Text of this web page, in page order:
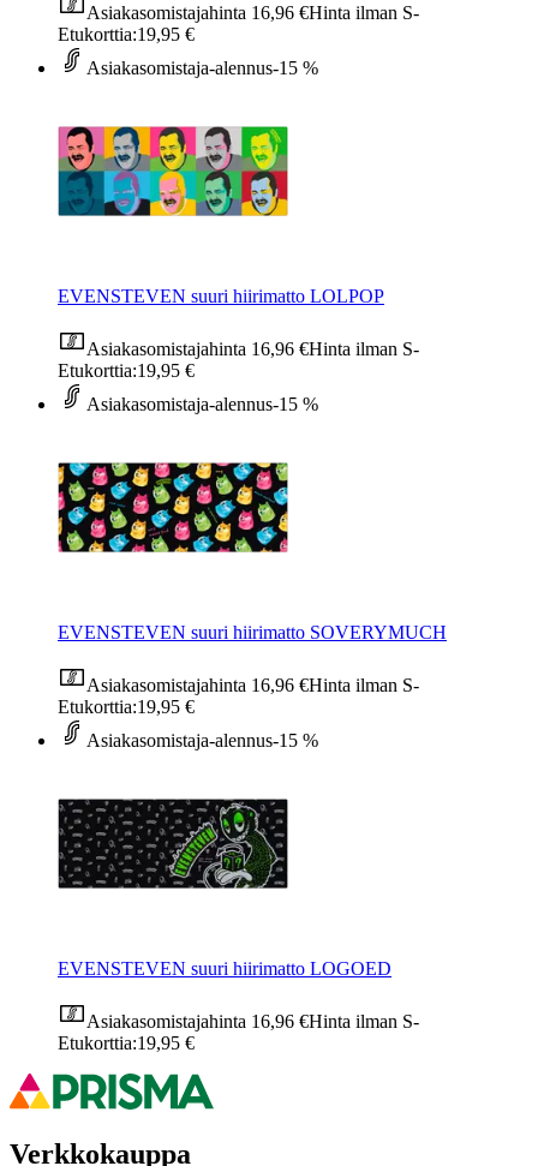
Asiakasomistajahinta 16,96 €Hinta ilman S-
Etukorttia:19,95 €
Asiakasomistaja-alennus-15 %
EVENSTEVEN suuri hiirimatto LOLPOP
Asiakasomistajahinta 16,96 €Hinta ilman S-
Etukorttia:19,95 €
Asiakasomistaja-alennus-15 %
EVENSTEVEN suuri hiirimatto SOVERYMUCH
Asiakasomistajahinta 16,96 €Hinta ilman S-
Etukorttia:19,95 €
Asiakasomistaja-alennus-15 %
EVENSTEVEN suuri hiirimatto LOGOED
Asiakasomistajahinta 16,96 €Hinta ilman S-
Etukorttia:19,95 €
Verkkokauppa